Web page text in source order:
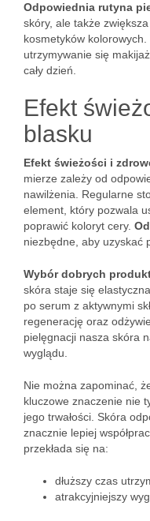
Odpowiednia rutyna
skóry, ale także
kosmetyków kolorowych.
utrzymywanie się
cały dzień.
Efekt
blasku
Efekt świeżości i
mierze zależy od
nawilżenia. Regularne
element, który pozwala
poprawić koloryt cery.
niezbędne, aby uzyskać
Wybór dobrych
skóra staje się
po serum z aktywnymi
regenerację oraz
pielęgnacji nasza skóra
wyglądu.
Nie można zapominać,
kluczowe znaczenie nie
jego trwałości. Skóra
znacznie lepiej
przekłada się na:
dłuższy czas
atrakcyjniejszy